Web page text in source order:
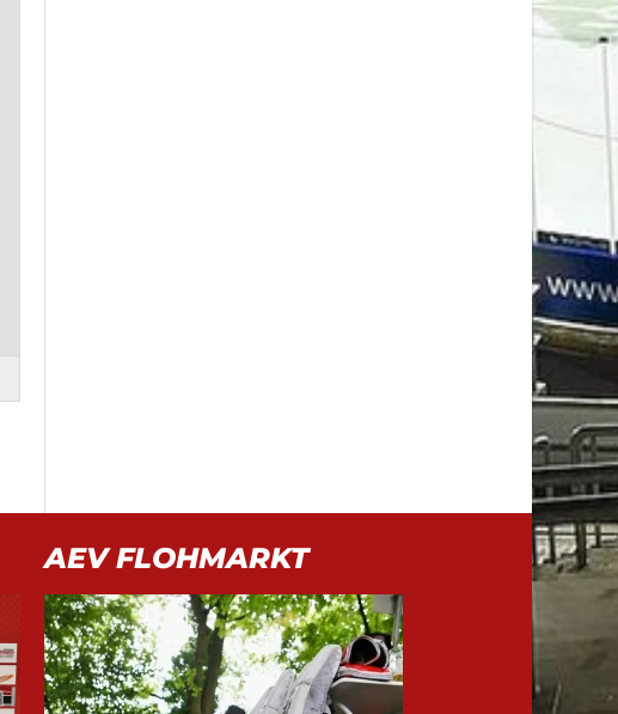
AEV FLOHMARKT